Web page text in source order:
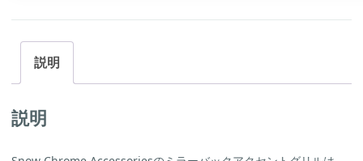
ン
グ
リ
ル
ダ
GL1800
説明
説明